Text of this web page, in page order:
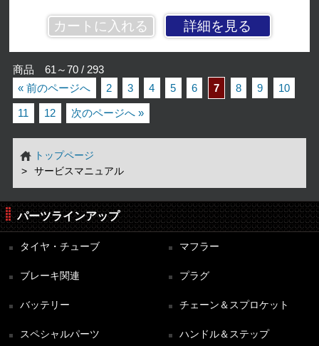
詳細を見る
商品 61～70 / 293
« 前のページへ
2 3 4 5 6 7 8 9 10
11 12 次のページへ »
トップページ
サービスマニュアル
パーツラインアップ
タイヤ・チューブ マフラー
ブレーキ関連 プラグ
バッテリー チェーン＆スプロケット
スペシャルパーツ ハンドル＆ステップ